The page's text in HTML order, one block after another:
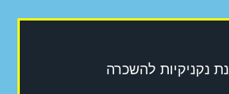
נקניקיות להשכרה